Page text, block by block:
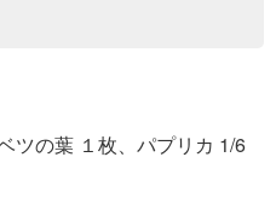
ツの葉 １枚、パプリカ 1/6